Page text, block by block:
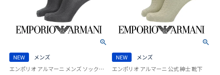
NEW
メンズ
エンポリオ アルマーニ メンズ ソックス 靴下
NEW
メンズ
エンポリオ アルマーニ 公式 紳士 靴下